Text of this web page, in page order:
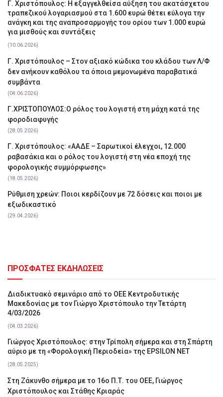
Γ. Χριστόπουλος: Η εξαγγελθείσα αύξηση του ακατάσχετου
τραπεζικού λογαριασμού στα 1.600 ευρώ θέτει εύλογα την
ανάγκη και της αναπροσαρμογής του ορίου των 1.000 ευρώ
για μισθούς και συντάξεις
(10.06.2026)
Γ. Χριστόπουλος – Στον αξιακό κώδικα του κλάδου των Λ/Φ
δεν ανήκουν καθόλου τα όποια μεμονωμένα παραβατικά
συμβάντα
(04.06.2026)
Γ.ΧΡΙΣΤΟΠΟΥΛΟΣ:Ο ρόλος του λογιστή στη μάχη κατά της
φοροδιαφυγής
(28.05.2026)
Γ. Χριστόπουλος: «ΑΑΔΕ – Σαρωτικοί έλεγχοι, 12.000
ραβασάκια και ο ρόλος του λογιστή στη νέα εποχή της
φορολογικής συμμόρφωσης»
(18.05.2026)
Ρύθμιση χρεών: Ποιοι κερδίζουν με 72 δόσεις και ποιοι με
εξωδικαστικό
(29.04.2026)
ΠΡΟΣΦΑΤΕΣ ΕΚΔΗΛΩΣΕΙΣ
Διαδικτυακό σεμινάριο από το ΟΕΕ Κεντροδυτικής
Μακεδονίας με τον Γιώργο Χριστόπουλο την Τετάρτη
4/03/2026
(04.03.2026)
Γιώργος Χριστόπουλος: στην Τρίπολη σήμερα και στη Σπάρτη
αύριο με τη «Φορολογική Περιοδεία» της EPSILON NET
(28.05.2025)
Στη Ζάκυνθο σήμερα με το 16ο Π.Τ. του ΟΕΕ, Γιώργος
Χριστόπουλος και Στάθης Κριαράς